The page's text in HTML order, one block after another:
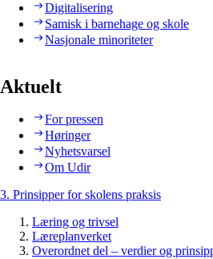
Digitalisering
Samisk i barnehage og skole
Nasjonale minoriteter
Aktuelt
For pressen
Høringer
Nyhetsvarsel
Om Udir
3. Prinsipper for skolens praksis
Læring og trivsel
Læreplanverket
Overordnet del – verdier og